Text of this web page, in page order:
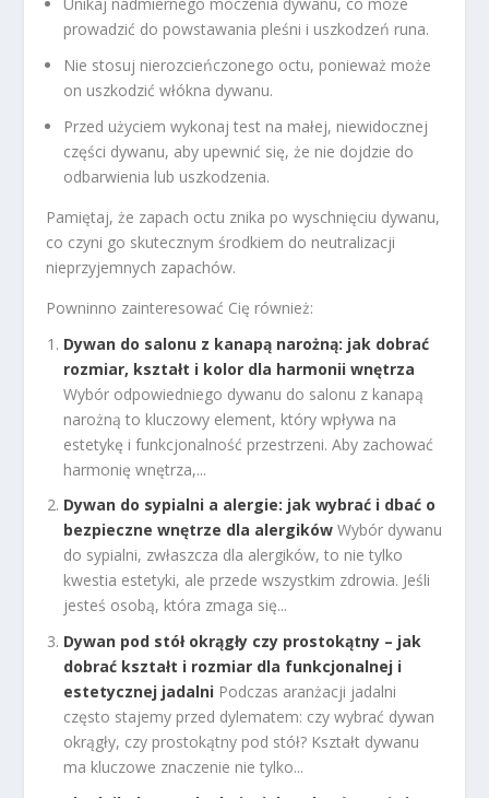
prowadzić do powstawania pleśni i uszkodzeń runa.
Nie stosuj nierozcieńczonego octu, ponieważ może
on uszkodzić włókna dywanu.
Przed użyciem wykonaj test na małej, niewidocznej
części dywanu, aby upewnić się, że nie dojdzie do
odbarwienia lub uszkodzenia.
Pamiętaj, że zapach octu znika po wyschnięciu dywanu,
co czyni go skutecznym środkiem do neutralizacji
nieprzyjemnych zapachów.
Powninno zainteresować Cię również:
Dywan do salonu z kanapą narożną: jak dobrać
rozmiar, kształt i kolor dla harmonii wnętrza
Wybór odpowiedniego dywanu do salonu z kanapą
narożną to kluczowy element, który wpływa na
estetykę i funkcjonalność przestrzeni. Aby zachować
harmonię wnętrza,...
Dywan do sypialni a alergie: jak wybrać i dbać o
bezpieczne wnętrze dla alergików Wybór dywanu
do sypialni, zwłaszcza dla alergików, to nie tylko
kwestia estetyki, ale przede wszystkim zdrowia. Jeśli
jesteś osobą, która zmaga się...
Dywan pod stół okrągły czy prostokątny – jak
dobrać kształt i rozmiar dla funkcjonalnej i
estetycznej jadalni Podczas aranżacji jadalni
często stajemy przed dylematem: czy wybrać dywan
okrągły, czy prostokątny pod stół? Kształt dywanu
ma kluczowe znaczenie nie tylko...